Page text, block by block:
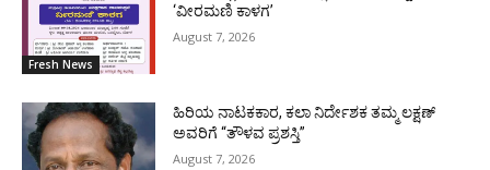
Fresh News
‘ವೀರಮಣಿ ಕಾಳಗ’
August 7, 2026
ಹಿರಿಯ ನಾಟಕಕಾರ, ಕಲಾ ನಿರ್ದೇಶಕ ತಮ್ಮ ಲಕ್ಷಣ್
ಅವರಿಗೆ “ತೌಳವ ಪ್ರಶಸ್ತಿ”
August 7, 2026